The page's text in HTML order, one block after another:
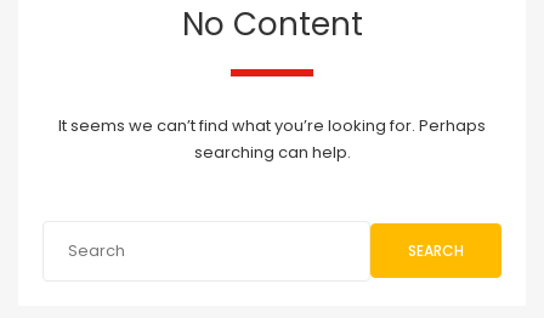
No Content
It seems we can’t find what you’re looking for. Perhaps
searching can help.
SEARCH